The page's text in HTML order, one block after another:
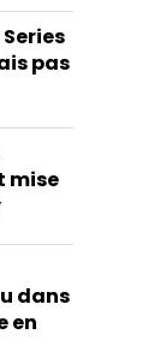
pas
mise
dans
en